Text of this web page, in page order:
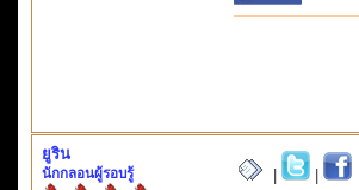
ยูริน
นักกลอนผู้รอบรู้